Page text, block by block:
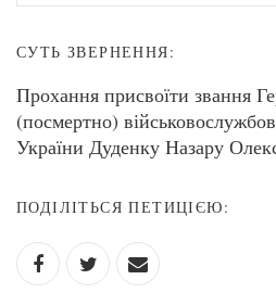
СУТЬ ЗВЕРНЕННЯ:
Прохання присвоїти звання
(посмертно)
України Дуденку Назару
ПОДІЛІТЬСЯ ПЕТИЦІЄЮ: